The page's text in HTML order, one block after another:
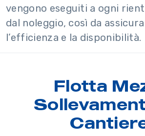
vengono eseguiti a ogni
dal noleggio, così da
l’efficienza e la disponibilità.
Flotta